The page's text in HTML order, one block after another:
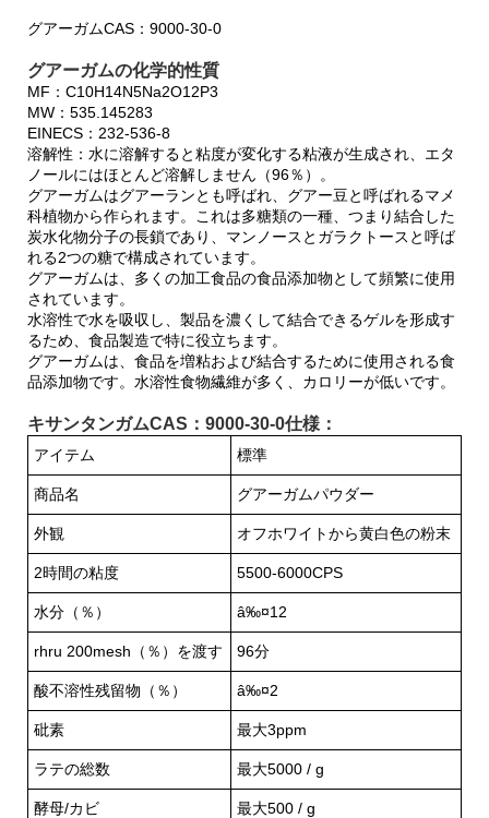
グアーガムCAS：9000-30-0
グアーガムの化学的性質
MF：C10H14N5Na2O12P3
MW：535.145283
EINECS：232-536-8
溶解性：水に溶解すると粘度が変化する粘液が生成され、エタ
ノールにはほとんど溶解しません（96％）。
グアーガムはグアーランとも呼ばれ、グアー豆と呼ばれるマメ
科植物から作られます。これは多糖類の一種、つまり結合した
炭水化物分子の長鎖であり、マンノースとガラクトースと呼ば
れる2つの糖で構成されています。
グアーガムは、多くの加工食品の食品添加物として頻繁に使用
されています。
水溶性で水を吸収し、製品を濃くして結合できるゲルを形成す
るため、食品製造で特に役立ちます。
グアーガムは、食品を増粘および結合するために使用される食
品添加物です。水溶性食物繊維が多く、カロリーが低いです。
キサンタンガムCAS：9000-30-0仕様：
アイテム 標準
商品名 グアーガムパウダー
外観 オフホワイトから黄白色の粉末
2時間の粘度 5500-6000CPS
水分（％） â‰¤12
rhru 200mesh（％）を渡す 96分
酸不溶性残留物（％） â‰¤2
砒素 最大3ppm
ラテの総数 最大5000 / g
酵母/カビ 最大500 / g